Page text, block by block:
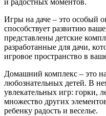
и радостных моментов.
Игры на даче – это особый
способствует развитию
представлены детские
разработанные для дачи,
игровое пространство в
Домашний комплекс – это
любознательных детей. В
увлекательных игр: горки,
множество других
ребенку радость и веселье.